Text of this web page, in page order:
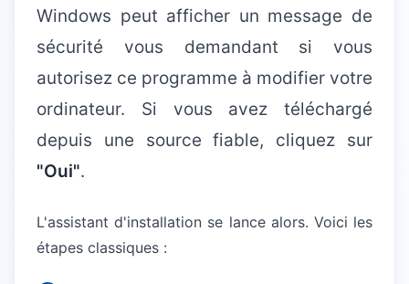
Windows peut afficher un message de
sécurité vous demandant si vous
autorisez ce programme à modifier votre
ordinateur. Si vous avez téléchargé
depuis une source fiable, cliquez sur
"Oui".
L'assistant d'installation se lance alors. Voici les
étapes classiques :